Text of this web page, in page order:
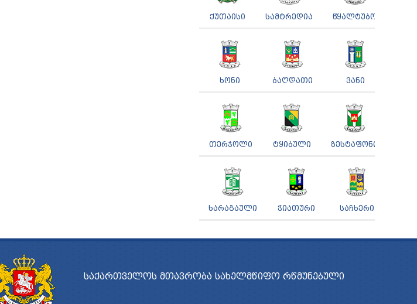
ᲥᲣᲗᲐᲘᲡᲘ ᲡᲐᲛᲢᲠᲔᲓᲘᲐ ᲬᲧᲐᲚᲢᲣᲑᲝ
ᲮᲝᲜᲘ ᲑᲐᲦᲓᲐᲗᲘ ᲕᲐᲜᲘ
ᲗᲔᲠᲯᲝᲚᲘ ᲢᲧᲘᲑᲣᲚᲘ ᲖᲔᲡᲢᲐᲤᲝᲜᲘ
ᲮᲐᲠᲐᲒᲐᲣᲚᲘ ᲭᲘᲐᲗᲣᲠᲘ ᲡᲐᲩᲮᲔᲠᲘ
ᲡᲐᲥᲐᲠᲗᲕᲔᲚᲝᲡ ᲛᲗᲐᲕᲠᲝᲑᲐ ᲡᲐᲮᲔᲚᲛᲬᲘᲤᲝ ᲠᲬᲛᲣᲜᲔᲑᲣᲚᲘ